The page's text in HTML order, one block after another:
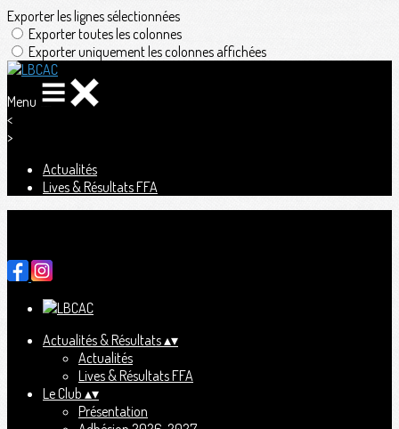
Exporter les lignes sélectionnées
Exporter toutes les colonnes
Exporter uniquement les colonnes affichées
Menu
<
>
Actualités
Lives & Résultats FFA
Actualités & Résultats▴▾
Actualités
Lives & Résultats FFA
Le Club ▴▾
Présentation